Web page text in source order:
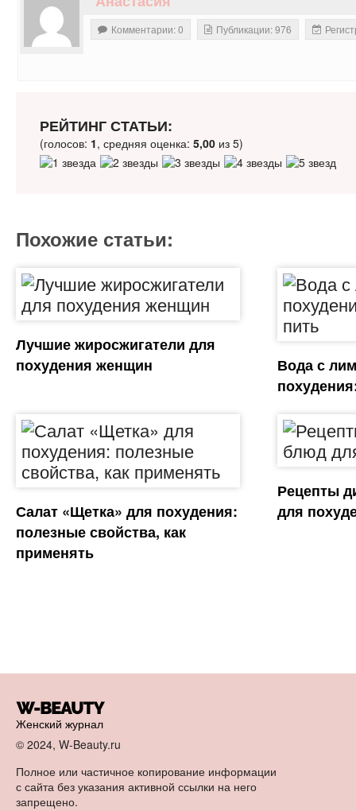
Комментарии: 0 Публикации: 976
РЕЙТИНГ СТАТЬИ:
(голосов: 1, средняя оценка: 5,00из 5)
Похожие статьи:
Лучшие жиросжигатели для
похудения женщин
Вода с
Салат «Щетка» для похудения:
полезные свойства, как
применять
Рецепты
для
Женский журнал
© 2024, W-Beauty.ru
Полное или частичное копирование информации
с сайта без указания активной ссылки на него
запрещено.